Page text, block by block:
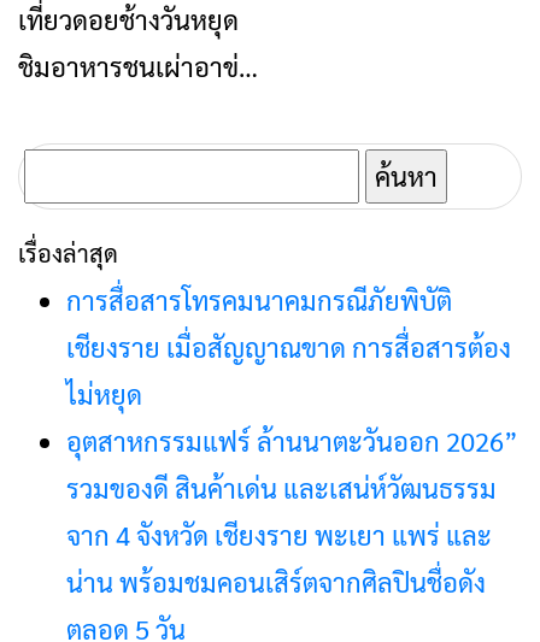
ท่องเที่ยว
เที่ยวดอยช้างวันหยุด
ชิมอาหารชนเผ่าอาข่า
สวย ดอยช้าง
จ.เชียงราย
ค้นหา
สำหรับ:
เรื่องล่าสุด
การสื่อสารโทรคมนาคมกรณีภัยพิบัติ
เชียงราย เมื่อสัญญาณขาด การสื่อสารต้อง
ไม่หยุด
อุตสาหกรรมแฟร์ ล้านนาตะวันออก 2026”
รวมของดี สินค้าเด่น และเสน่ห์วัฒนธรรม
จาก 4 จังหวัด เชียงราย พะเยา แพร่ และ
น่าน พร้อมชมคอนเสิร์ตจากศิลปินชื่อดัง
ตลอด 5 วัน